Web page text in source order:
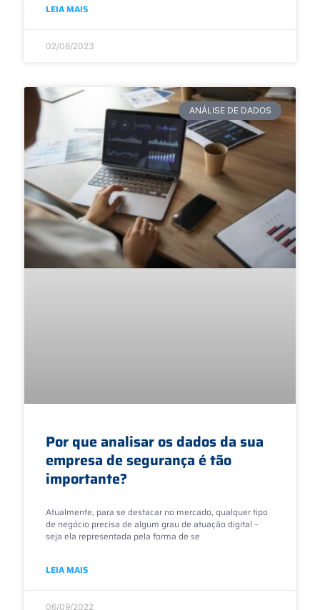
LEIA MAIS
02/08/2023
ANÁLISE DE DADOS
Por que analisar os dados da sua
empresa de segurança é tão
importante?
Atualmente, para se destacar no mercado, qualquer tipo
de negócio precisa de algum grau de atuação digital –
seja ela representada pela forma de se
LEIA MAIS
06/09/2022